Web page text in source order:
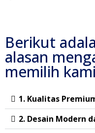
Berikut
alasan
memilih
1. Kualitas
2. Desain Modern